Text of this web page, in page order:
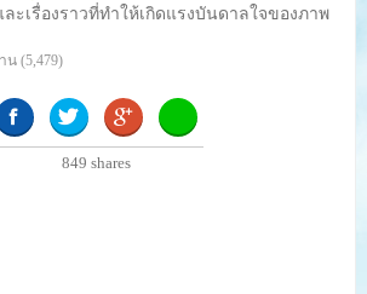
ะเรื่องราวที่ทำให้เกิดแรงบันดาลใจของภาพ
น (5,479)
849 shares